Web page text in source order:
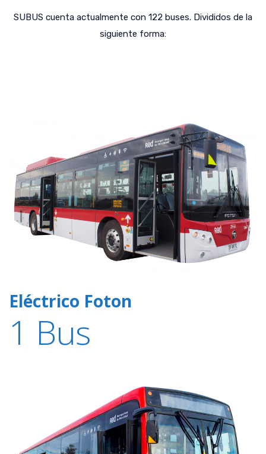
SUBUS cuenta actualmente con 122 buses. Divididos de la
siguiente forma:
Eléctrico Foton
1 Bus